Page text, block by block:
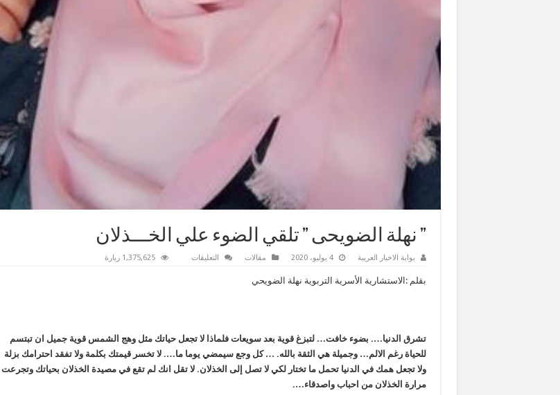
” نهلة الضويحى ” تلقي الضوء علي الخـــذلان
بوابة الاخبار العربية 4 يوليو، 2020 مقالات التعليقات
مغلقة
1,375,625 زيارة
بقلم :الاستشارية الأسرية التربوية نهلة الضويحي
تشرق الدنيا…. بضوء خافت… لتبزغ قوية بعد سويعات فلماذا لا تجعل حياتك مثل وهج الشمس قوية جميل ان تبتسم
للحياة رغم الالم… وجميلة هي الثقة بالله. … كل وجع سيمضي يوما ما…. لا تخسر قيمتك بكلمة ولا تفقد احترامك بزلة
ولا تجعل همك في الدنيا تحمل ما تختار لكي لا تصل إلى الخذلان. لا تقل انك لم تقع في مصيدة الخذلان بحياتك وتجرعت
مرارة الخذلان من احباب واصدقاء….